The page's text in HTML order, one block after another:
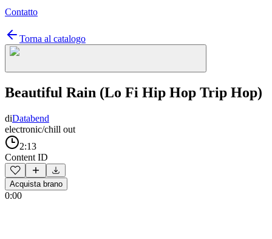
Contatto
Torna al catalogo
Beautiful Rain (Lo Fi Hip Hop Trip Hop)
diDatabend
electronic/chill out
2:13
Content ID
Acquista brano
0:00